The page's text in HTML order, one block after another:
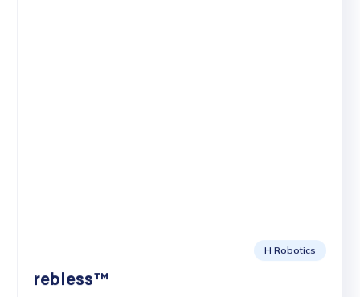
H Robotics
rebless™